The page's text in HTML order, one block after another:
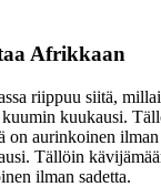
Afrikkaan
riippuu siitä,
kuukausi.
on aurinkoinen
Tällöin
ilman sadetta.